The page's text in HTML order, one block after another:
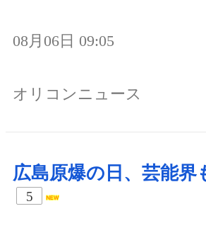
08月06日 09:05
オリコンニュース
広島原爆の日、芸能界
5